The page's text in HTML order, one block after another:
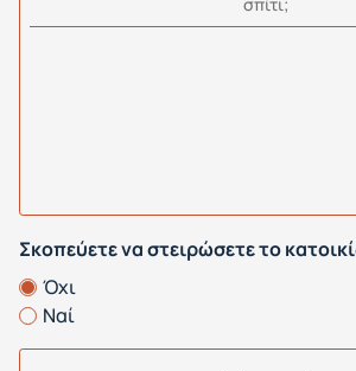
Σκοπεύετε να στειρώσετε το
Όχι
Ναί